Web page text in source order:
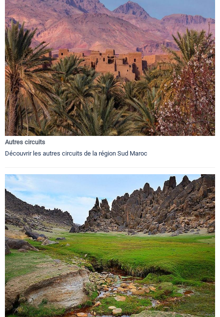
Autres circuits
Découvrir les autres circuits de la région Sud Maroc